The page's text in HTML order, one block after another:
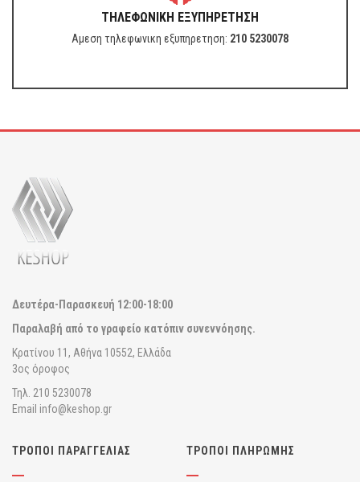
ΤΗΛΕΦΩΝΙΚΗ ΕΞΥΠΗΡΕΤΗΣΗ
Αμεση τηλεφωνικη εξυπηρετηση: 210 5230078
Δευτέρα-Παρασκευή 12:00-18:00
Παραλαβή από το γραφείο κατόπιν συνεννόησης.
Κρατίνου 11, Αθήνα 10552, Ελλάδα
3ος όροφος
Τηλ. 210 5230078
Email info@keshop.gr
ΤΡΟΠΟΙ ΠΑΡΑΓΓΕΛΙΑΣ ΤΡΟΠΟΙ ΠΛΗΡΩΜΗΣ